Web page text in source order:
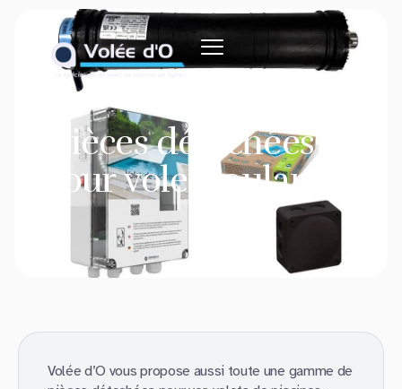
Pièces détachées
pour volet roulant
Volée d’O vous propose aussi toute une gamme de